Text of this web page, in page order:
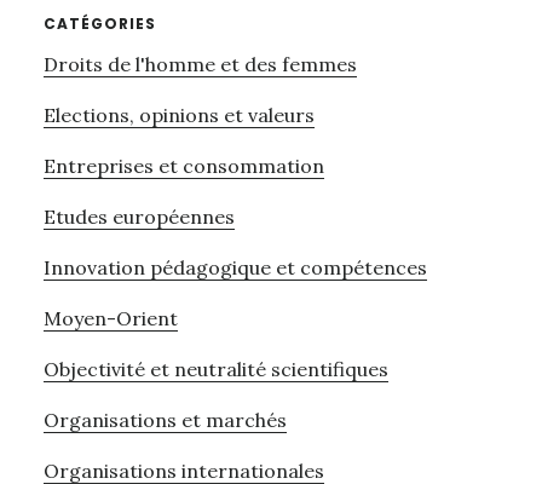
CATÉGORIES
Droits de l'homme et des femmes
Elections, opinions et valeurs
Entreprises et consommation
Etudes européennes
Innovation pédagogique et compétences
Moyen-Orient
Objectivité et neutralité scientifiques
Organisations et marchés
Organisations internationales